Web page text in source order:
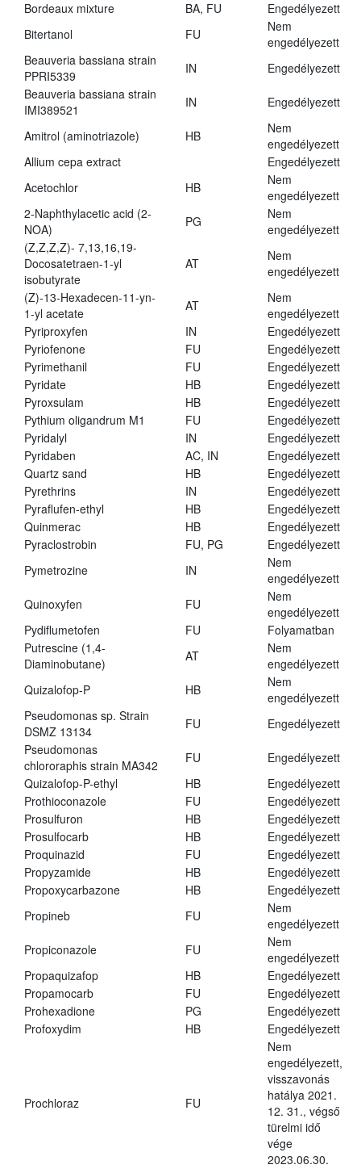
Bordeaux mixture BA, FU
Engedélyezett
Bitertanol
FU
Nem
engedélyezett
Beauveria bassiana strain
PPRI5339
IN
Engedélyezett
Beauveria bassiana strain
IMI389521
IN Engedélyezett
Amitrol (aminotriazole) HB
Nem
engedélyezett
Allium cepa extract
Engedélyezett
Acetochlor
HB
Nem
engedélyezett
2-Naphthylacetic acid (2-
NOA)
PG
Nem
engedélyezett
(Z,Z,Z,Z)- 7,13,16,19-
Docosatetraen-1-yl
isobutyrate
AT
Nem
engedélyezett
(Z)-13-Hexadecen-11-yn-
1-yl acetate
AT
Nem
engedélyezett
Pyriproxyfen
IN
Engedélyezett
Pyriofenone
FU
Engedélyezett
Pyrimethanil
FU
Engedélyezett
Pyridate
HB
Engedélyezett
Pyroxsulam
HB
Engedélyezett
Pythium oligandrum M1
FU
Engedélyezett
Pyridalyl
IN
Engedélyezett
Pyridaben
AC, IN
Engedélyezett
Quartz sand
HB
Engedélyezett
Pyrethrins
IN
Engedélyezett
Pyraflufen-ethyl
HB
Engedélyezett
Quinmerac
HB
Engedélyezett
Pyraclostrobin
FU, PG
Engedélyezett
Pymetrozine
IN
Nem
engedélyezett
Quinoxyfen
FU
Nem
engedélyezett
Pydiflumetofen
FU
Folyamatban
Putrescine (1,4-
Diaminobutane)
AT
Nem
engedélyezett
Quizalofop-P
HB
Nem
engedélyezett
Pseudomonas sp. Strain
DSMZ 13134
FU
Engedélyezett
Pseudomonas
chlororaphis strain MA342
FU
Engedélyezett
Quizalofop-P-ethyl
HB
Engedélyezett
Prothioconazole
FU
Engedélyezett
Prosulfuron
HB
Engedélyezett
Prosulfocarb
HB
Engedélyezett
Proquinazid
FU
Engedélyezett
Propyzamide
HB
Engedélyezett
Propoxycarbazone
HB
Engedélyezett
Propineb
FU
Nem
engedélyezett
Propiconazole
FU
Nem
engedélyezett
Propaquizafop
HB
Engedélyezett
Propamocarb
FU
Engedélyezett
Prohexadione
PG
Engedélyezett
Profoxydim
HB Engedélyezett
Prochloraz FU
Nem
engedélyezett,
visszavonás
hatálya 2021.
12. 31., végső
türelmi idő
vége
2023.06.30.